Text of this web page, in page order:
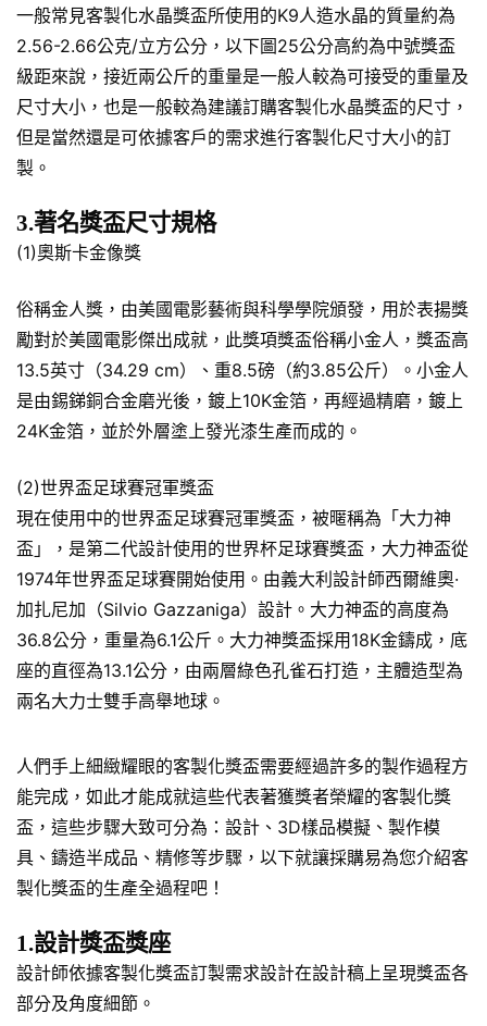
一般常見客製化水晶獎盃所使用的K9人造水晶的質量約為
2.56-2.66公克/立方公分，以下圖25公分高約為中號獎盃
級距來說，接近兩公斤的重量是一般人較為可接受的重量及
尺寸大小，也是一般較為建議訂購客製化水晶獎盃的尺寸，
但是當然還是可依據客戶的需求進行客製化尺寸大小的訂
製。
3.著名獎盃尺寸規格
(1)奧斯卡金像獎
俗稱金人獎，由美國電影藝術與科學學院頒發，用於表揚獎
勵對於美國電影傑出成就，此獎項獎盃俗稱小金人，獎盃高
13.5英寸（34.29 cm）、重8.5磅（約3.85公斤）。小金人
是由錫銻銅合金磨光後，鍍上10K金箔，再經過精磨，鍍上
24K金箔，並於外層塗上發光漆生產而成的。
(2)世界盃足球賽冠軍獎盃
現在使用中的世界盃足球賽冠軍獎盃，被暱稱為「大力神
盃」，是第二代設計使用的世界杯足球賽獎盃，大力神盃從
1974年世界盃足球賽開始使用。由義大利設計師西爾維奧·
加扎尼加（Silvio Gazzaniga）設計。大力神盃的高度為
36.8公分，重量為6.1公斤。大力神獎盃採用18K金鑄成，底
座的直徑為13.1公分，由兩層綠色孔雀石打造，主體造型為
兩名大力士雙手高舉地球。
人們手上細緻耀眼的客製化獎盃需要經過許多的製作過程方
能完成，如此才能成就這些代表著獲獎者榮耀的客製化獎
盃，這些步驟大致可分為：設計、3D樣品模擬、製作模
具、鑄造半成品、精修等步驟，以下就讓採購易為您介紹客
製化獎盃的生產全過程吧！
1.設計獎盃獎座
設計師依據客製化獎盃訂製需求設計在設計稿上呈現獎盃各
部分及角度細節。